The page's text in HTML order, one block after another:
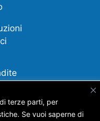
terze parti, per
Se vuoi saperne di